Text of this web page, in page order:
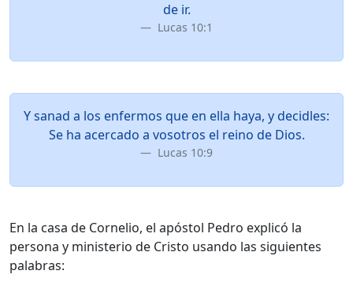
de ir.
Lucas 10:1
Y sanad a los enfermos que en ella haya, y decidles:
Se ha acercado a vosotros el reino de Dios.
Lucas 10:9
En la casa de Cornelio, el apóstol Pedro explicó la
persona y ministerio de Cristo usando las siguientes
palabras: